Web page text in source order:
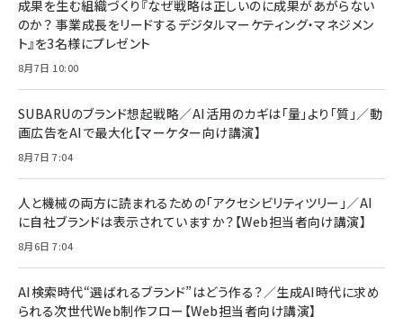
￥1,100
anan(アンアン)2026/07/08号 No.2502[2026
￥880
ママ投資家が育休中に１億貯めた株式投資
組織の成果を最大化する ルールのデザイン
￥1,980
Amazonランキングをもっと見る
2枚セット DSP25F1698
￥1,599
￥6,980
全ワイヤレスイヤホン/アクティブノイズキャンセリ
技術基準適合】ブラック
￥5,990
ケーブル Anker絡まないケーブル 240W 結束バン
ド付き USB PD対応 シリコン素材採用 iPhone
17 / 16 / 15 / Galaxy iPad Pro MacBook
Pro/Air 各種対応 (1.8m ミッドナイトブラック)
￥1,890
￥5,000
Anker PowerLine III Flow USB-C & USB-C
Pro/Air 各種対応 (1.8m ミッドナイトブラック)
￥1,890
サッポロ 生ビール 黒ラベル 350ml 缶 24本 ビー
ル ケース買い【6/30応募〆切! 黒ラベルビヤセラー
￥4,857
成果を生む組織づくり『なぜ戦略は正しいのに成果があがらない
のか？ 事業成長をリードするデジタルマーケティング・マネジメン
ト』を3名様にプレゼント
8月7日 10:00
SUBARUのブランド想起戦略／AI活用のカギは「量」より「質」／動
画広告をAIで最大化【マーケター向け講演】
8月7日 7:04
人と機械の両方に読まれるための「アクセシビリティツリー」／AI
に自社ブランドは表示されていますか？【Web担当者向け講演】
8月6日 7:04
AI検索時代“選ばれるブランド”はどう作る？／生成AI時代に求め
られる次世代Web制作フロー【Web担当者向け講演】